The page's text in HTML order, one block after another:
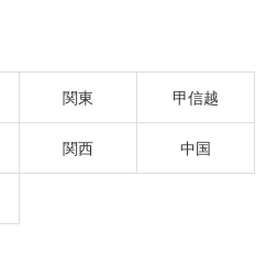
関東 甲信越
関西 中国